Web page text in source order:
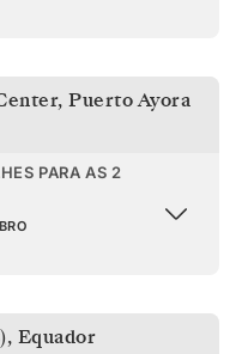
Puerto Ayora
PARA AS 2
, Equador